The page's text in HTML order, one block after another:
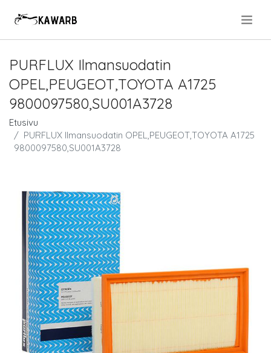
PURFLUX Ilmansuodatin
OPEL,PEUGEOT,TOYOTA A1725
9800097580,SU001A3728
Etusivu
PURFLUX Ilmansuodatin OPEL,PEUGEOT,TOYOTA A1725
9800097580,SU001A3728